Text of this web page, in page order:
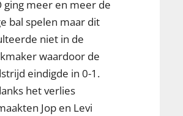
ging meer en meer de
bal spelen maar dit
niet in de
waardoor de
eindigde in 0-1.
het verlies
Jop en Levi